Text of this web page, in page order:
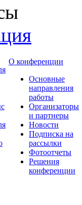
О конференции
Основные
направления
работы
Организаторы
и партнеры
Новости
Подписка на
рассылки
Фотоотчеты
Решения
конференции